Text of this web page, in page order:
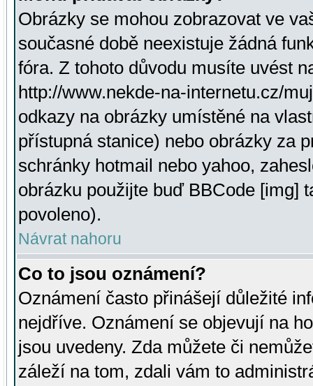
Obrázky se mohou zobrazovat ve
současné době neexistuje žádná
fóra. Z tohoto důvodu musíte uvést
http://www.nekde-na-internetu.cz/
odkazy na obrázky umístěné na
přístupná stanice) nebo obrázky za
schránky hotmail nebo yahoo,
obrázku použijte buď BBCode [img]
povoleno).
Návrat nahoru
Co to jsou oznámení?
Oznámení často přinášejí důležité
nejdříve. Oznámení se objevují na
jsou uvedeny. Zda můžete či
záleží na tom, zdali vám to